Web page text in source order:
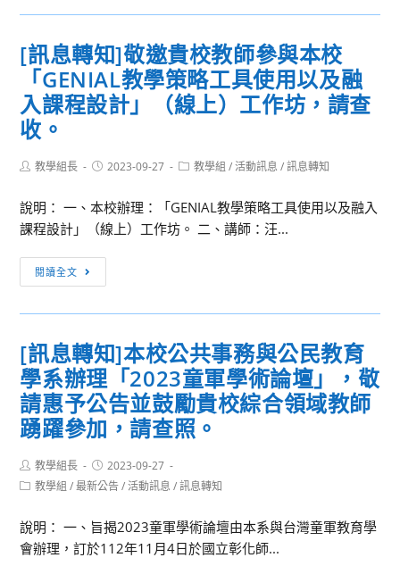
—
教
材
教
研
專
題
惠
校
協
助
公
告
及
鼓
對
議
轉
本
校
家
政
科
心
為
「全
國
師
教
學
增
能
研
習
施
計
[訊息轉知]敬邀貴校教師參與本校
「GENIAL教學策略工具使用以及融
入課程設計」（線上）工作坊，請查
收。
Post教學組長
Post2023-09-27
Post教學組 / 活動訊息 / 訊息轉知
說明： 一、本校辦理：「GENIAL教學策略工具使用以及融入
課程設計」（線上）工作坊。 二、講師：汪...
閱讀全文
息
轉
敬
邀
貴
校
教
師
參
本
校
[訊息轉知]本校公共事務與公民教育
學系辦理「2023童軍學術論壇」，敬
請惠予公告並鼓勵貴校綜合領域教師
踴躍參加，請查照。
Post
author:
教學組長
Post
published:
2023-09-27
Post教學組 / 最新公告 / 活動訊息 / 訊息轉知
說明： 一、旨揭2023童軍學術論壇由本系與台灣童軍教育學
會辦理，訂於112年11月4日於國立彰化師...